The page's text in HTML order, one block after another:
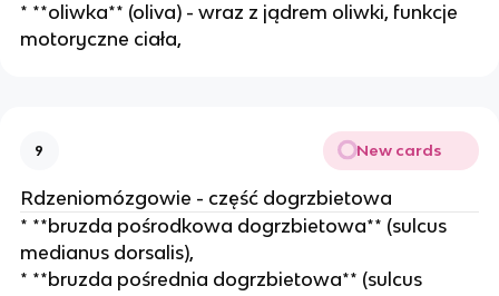
* **oliwka** (oliva) - wraz z jądrem oliwki, funkcje
motoryczne ciała,
9 New cards
Rdzeniomózgowie - część dogrzbietowa
* **bruzda pośrodkowa dogrzbietowa** (sulcus
medianus dorsalis),
* **bruzda pośrednia dogrzbietowa** (sulcus